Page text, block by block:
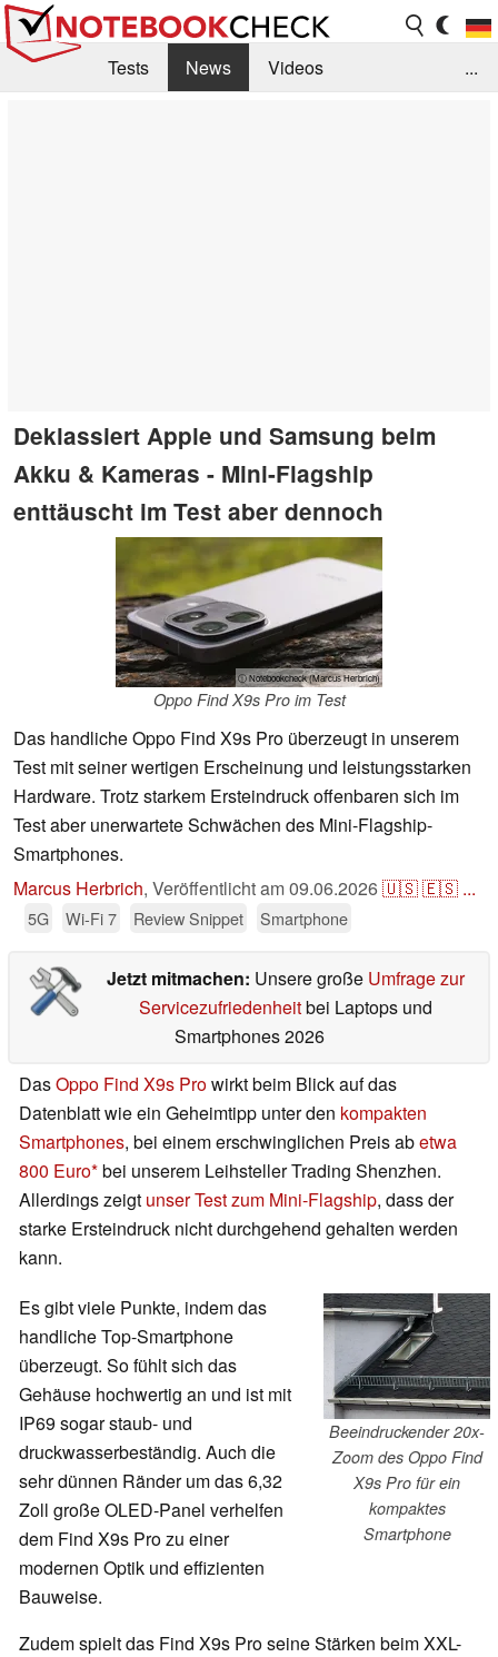
Tests News
Videos
...
Deklassiert Apple und Samsung beim
Akku & Kameras - Mini-Flagship
enttäuscht im Test aber dennoch
ⓘ Notebookcheck (Marcus Herbrich)
Oppo Find X9s Pro im Test
Das handliche Oppo Find X9s Pro überzeugt in unserem
Test mit seiner wertigen Erscheinung und leistungsstarken
Hardware. Trotz starkem Ersteindruck offenbaren sich im
Test aber unerwartete Schwächen des Mini-Flagship-
Smartphones.
Marcus Herbrich, Veröffentlicht am09.06.2026🇺🇸🇪🇸 ...
5G Wi-Fi 7 Review Snippet Smartphone
Jetzt mitmachen: Unsere große Umfrage zur
Servicezufriedenheitbei Laptops und
Smartphones 2026
DasOppo Find X9s Prowirkt beim Blick auf das
Datenblatt wie ein Geheimtipp unter den kompakten
Smartphones, bei einem erschwinglichen Preis abetwa
800 Euro bei unserem Leihsteller Trading Shenzhen.
Allerdings zeigt unser Test zum Mini-Flagship, dass der
starke Ersteindruck nicht durchgehend gehalten werden
kann.
Beeindruckender 20x-
Zoom des Oppo Find
X9s Pro für ein
kompaktes
Smartphone
Es gibt viele Punkte, indem das
handliche Top-Smartphone
überzeugt. So fühlt sich das
Gehäuse hochwertig an und ist mit
IP69 sogar staub- und
druckwasserbeständig. Auch die
sehr dünnen Ränder um das 6,32
Zoll große OLED-Panel verhelfen
dem Find X9s Pro zu einer
modernen Optik und effizienten
Bauweise.
Zudem spielt das Find X9s Pro seine Stärken beim XXL-